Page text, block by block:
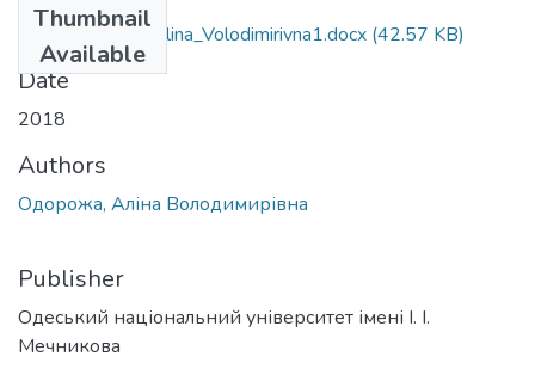
Thumbnail
Available
091_Odorozha_Alina_Volodimirivna1.docx (42.57 KB)
Date
2018
Authors
Одорожа, Аліна Володимирівна
Publisher
Одеський національний університет імені І. І.
Мечникова